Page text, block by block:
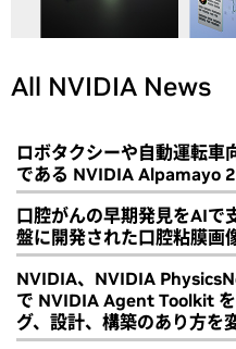
All NVIDIA News
ロボタクシーや自動運転車
である NVIDIA Alpamayo
口腔がんの早期発見をAIで
盤に開発された口腔粘膜画
NVIDIA、NVIDIA
で NVIDIA Agent Toolkit
グ、設計、構築のあり方を